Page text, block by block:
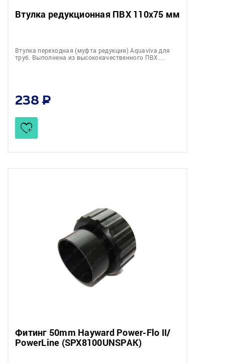
Втулка редукционная ПВХ 110х75 мм
Втулка переходная (муфта редукция) Aquaviva для
труб. Выполнена из высококачественного ПВХ.…
238
Фитинг 50mm Hayward Power-Flo II/
PowerLine (SPX8100UNSPAK)